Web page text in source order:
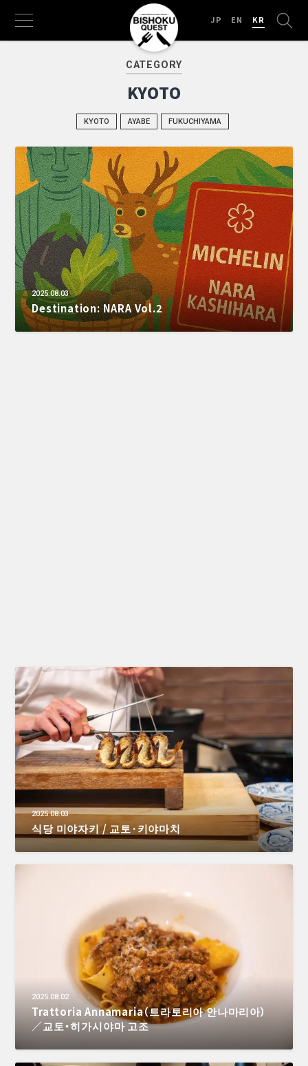
EN
JP KR
CATEGORY
KYOTO
KYOTO AYABE FUKUCHIYAMA
2025.08.03
Destination: NARA Vol.2
2025.08.03
식당 미야자키 / 교토·키야마치
2025.08.02
Trattoria Annamaria（트라토리아 안나마리아）
／교토・히가시야마 고조